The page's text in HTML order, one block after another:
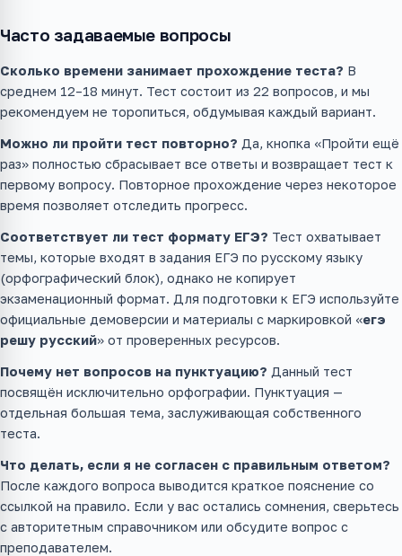
Часто задаваемые вопросы
Сколько времени занимает прохождение теста? В
среднем 12–18 минут. Тест состоит из 22 вопросов, и мы
рекомендуем не торопиться, обдумывая каждый вариант.
Можно ли пройти тест повторно? Да, кнопка «Пройти ещё
раз» полностью сбрасывает все ответы и возвращает тест к
первому вопросу. Повторное прохождение через некоторое
время позволяет отследить прогресс.
Соответствует ли тест формату ЕГЭ? Тест охватывает
темы, которые входят в задания ЕГЭ по русскому языку
(орфографический блок), однако не копирует
экзаменационный формат. Для подготовки к ЕГЭ используйте
официальные демоверсии и материалы с маркировкой «егэ
решу русский» от проверенных ресурсов.
Почему нет вопросов на пунктуацию? Данный тест
посвящён исключительно орфографии. Пунктуация —
отдельная большая тема, заслуживающая собственного
теста.
Что делать, если я не согласен с правильным ответом?
После каждого вопроса выводится краткое пояснение со
ссылкой на правило. Если у вас остались сомнения, сверьтесь
с авторитетным справочником или обсудите вопрос с
преподавателем.